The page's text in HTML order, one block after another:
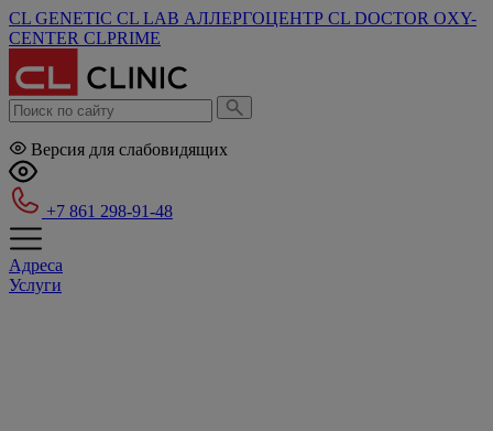
CL GENETIC CL LAB АЛЛЕРГОЦЕНТР CL DOCTOR OXY-
CENTER CLPRIME
Версия для слабовидящих
+7 861 298-91-48
Адреса
Услуги